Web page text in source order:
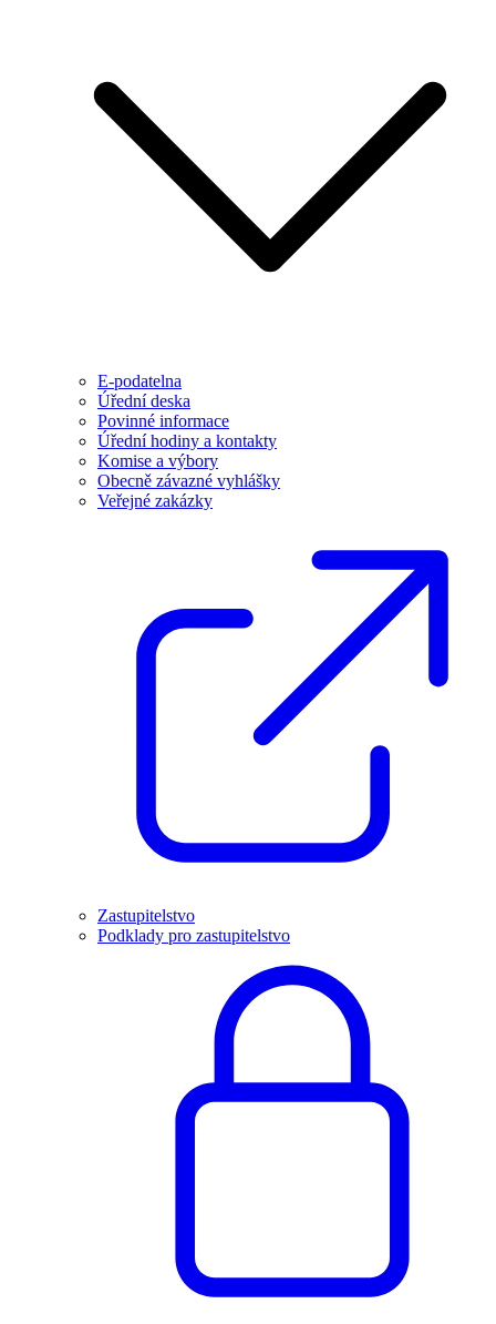
E-podatelna
Úřední deska
Povinné informace
Úřední hodiny a kontakty
Komise a výbory
Obecně závazné vyhlášky
Veřejné zakázky
Zastupitelstvo
Podklady pro zastupitelstvo